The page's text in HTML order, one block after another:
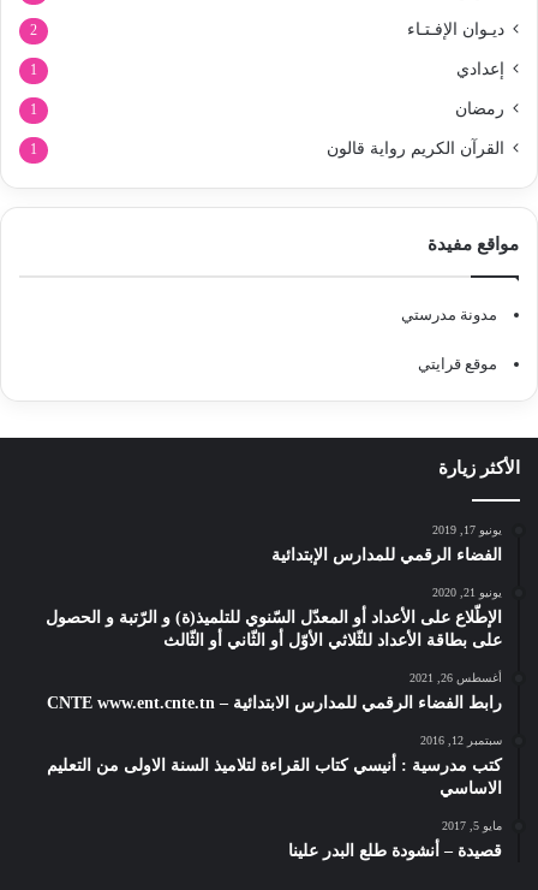
ديـوان الإفـتـاء 2
إعدادي 1
رمضان 1
القرآن الكريم رواية قالون 1
مواقع مفيدة
مدونة مدرستي
موقع قرايتي
الأكثر زيارة
يونيو 17, 2019
الفضاء الرقمي للمدارس الإبتدائية
يونيو 21, 2020
الإطّلاع على الأعداد أو المعدّل السّنوي للتلميذ(ة) و الرّتبة و الحصول
على بطاقة الأعداد للثّلاثي الأوّل أو الثّاني أو الثّالث
أغسطس 26, 2021
رابط الفضاء الرقمي للمدارس الابتدائية – CNTE www.ent.cnte.tn
سبتمبر 12, 2016
كتب مدرسية : أنيسي كتاب القراءة لتلاميذ السنة الاولى من التعليم
الاساسي
مايو 5, 2017
قصيدة – أنشودة طلع البدر علينا